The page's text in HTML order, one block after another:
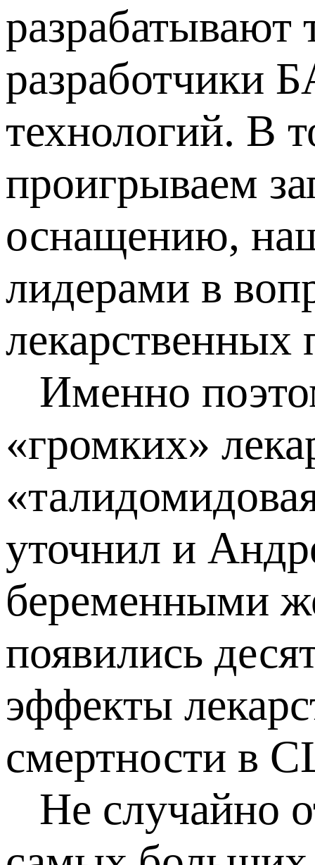
разрабатывают
разработчики
технологий. В
проигрываем
оснащению,
лидерами в
лекарственных
Именно
«громких»
уточнил и
беременными
появились
эффекты
смертности в
Не случайно